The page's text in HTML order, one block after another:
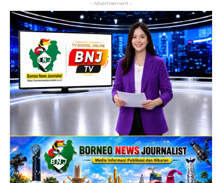
- Advertisement -